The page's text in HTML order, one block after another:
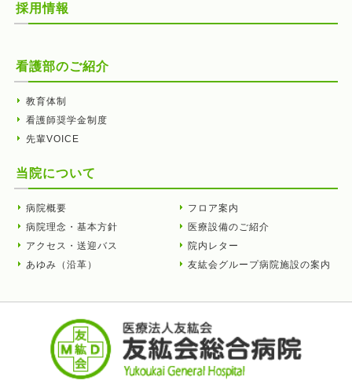
採用情報
看護部のご紹介
教育体制
看護師奨学金制度
先輩VOICE
当院について
病院概要
病院理念・基本方針
アクセス・送迎バス
あゆみ（沿革）
フロア案内
医療設備のご紹介
院内レター
友紘会グループ病院施設の案内